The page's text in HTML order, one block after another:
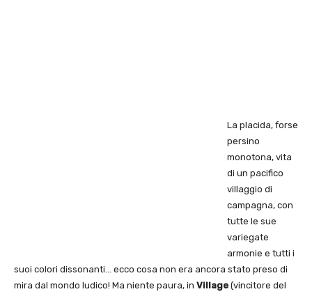
La placida, forse
persino
monotona, vita
di un pacifico
villaggio di
campagna, con
tutte le sue
variegate
armonie e tutti i
suoi colori dissonanti… ecco cosa non era ancora stato preso di
mira dal mondo ludico! Ma niente paura, in Village (vincitore del